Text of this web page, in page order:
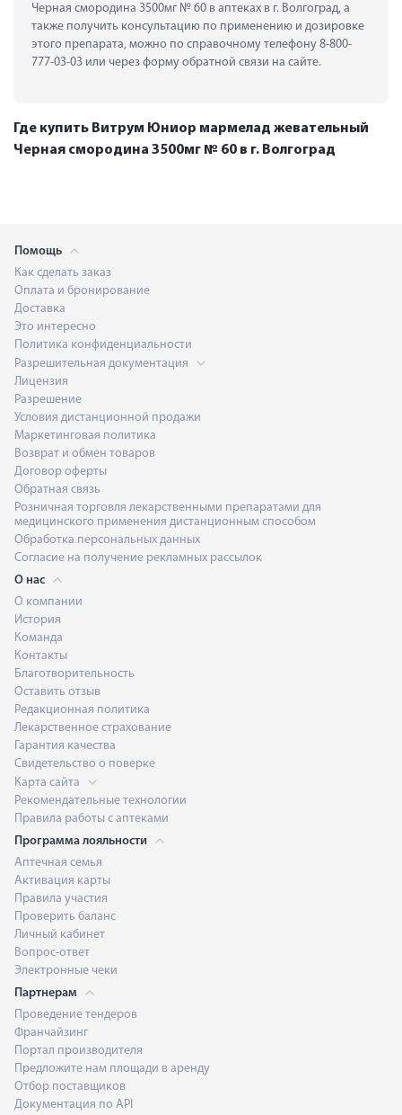
Черная смородина 3500мг № 60 в аптеках в г. Волгоград, а
также получить консультацию по применению и дозировке
этого препарата, можно по справочному телефону 8-800-
777-03-03 или через форму обратной связи на сайте.
Где купить Витрум Юниор мармелад жевательный
Черная смородина 3500мг № 60 в г. Волгоград
Помощь
Как сделать заказ
Оплата и бронирование
Доставка
Это интересно
Политика конфиденциальности
Разрешительная документация
Лицензия
Разрешение
Условия дистанционной продажи
Маркетинговая политика
Возврат и обмен товаров
Договор оферты
Обратная связь
Розничная торговля лекарственными препаратами для
медицинского применения дистанционным способом
Обработка персональных данных
Согласие на получение рекламных рассылок
О нас
О компании
История
Команда
Контакты
Благотворительность
Оставить отзыв
Редакционная политика
Лекарственное страхование
Гарантия качества
Свидетельство о поверке
Карта сайта
Рекомендательные технологии
Правила работы с аптеками
Программа лояльности
Аптечная семья
Активация карты
Правила участия
Проверить баланс
Личный кабинет
Вопрос-ответ
Электронные чеки
Партнерам
Проведение тендеров
Франчайзинг
Портал производителя
Предложите нам площади в аренду
Отбор поставщиков
Документация по API